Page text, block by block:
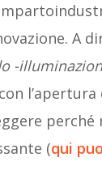
A
-
l’apertura
(qui